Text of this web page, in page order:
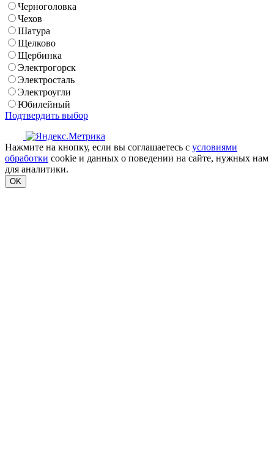
Черноголовка
Чехов
Шатура
Щелково
Щербинка
Электрогорск
Электросталь
Электроугли
Юбилейный
Подтвердить выбор
Нажмите на кнопку, если вы соглашаетесь с условиями
обработки cookie и данных о поведении на сайте, нужных нам
для аналитики.
OK